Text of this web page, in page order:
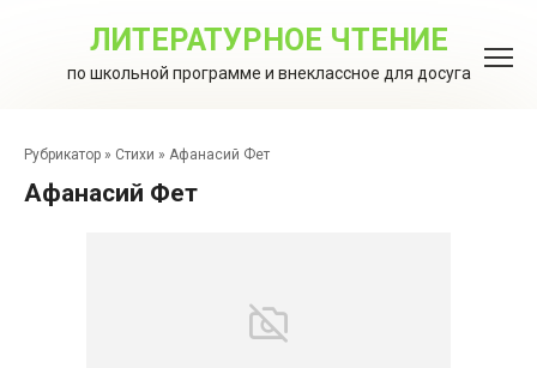
ЛИТЕРАТУРНОЕ ЧТЕНИЕ
по школьной программе и внеклассное для досуга
Рубрикатор » Стихи » Афанасий Фет
Афанасий Фет